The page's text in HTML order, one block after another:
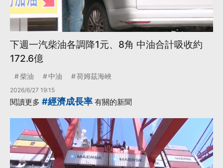
下週一汽柴油各調降1元、8角 中油合計吸收約
172.6億
柴油 中油 荷姆茲海峽
2026/6/27 19:15
閱讀更多 #經濟成長率 有關的新聞